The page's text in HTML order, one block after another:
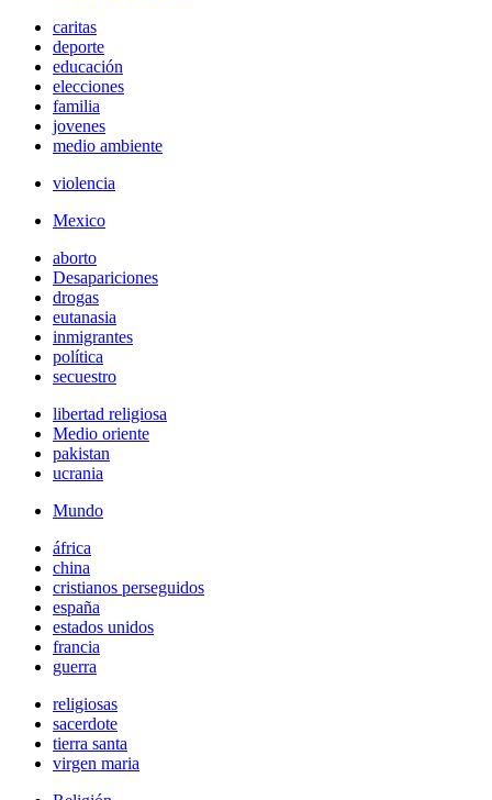
caritas
deporte
educación
elecciones
familia
jovenes
medio ambiente
violencia
Mexico
aborto
Desapariciones
drogas
eutanasia
inmigrantes
política
secuestro
libertad religiosa
Medio oriente
pakistan
ucrania
Mundo
áfrica
china
cristianos perseguidos
españa
estados unidos
francia
guerra
religiosas
sacerdote
tierra santa
virgen maria